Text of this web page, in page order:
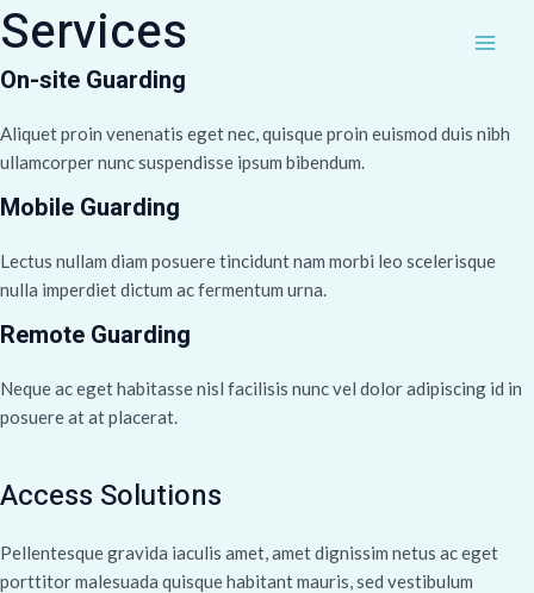
Skip
to
content
Services
On-site Guarding
Aliquet proin venenatis eget nec, quisque proin euismod duis nibh
ullamcorper nunc suspendisse ipsum bibendum.
Mobile Guarding
Lectus nullam diam posuere tincidunt nam morbi leo scelerisque
nulla imperdiet dictum ac fermentum urna.
Remote Guarding
Neque ac eget habitasse nisl facilisis nunc vel dolor adipiscing id in
posuere at at placerat.
Access Solutions
Pellentesque gravida iaculis amet, amet dignissim netus ac eget
porttitor malesuada quisque habitant mauris, sed vestibulum